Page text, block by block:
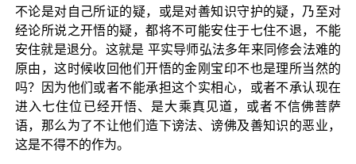
不论是对自己所证的疑，或是对善知识守护的疑，乃至对
经论所说之开悟的疑，都将不可能安住于七住不退，不能
安住就是退分。这就是 平实导师弘法多年来同修会法难的
原由，这时候收回他们开悟的金刚宝印不也是理所当然的
吗？因为他们或者不能承担这个实相心，或者不承认现在
进入七住位已经开悟、是大乘真见道，或者不信佛菩萨
语，那么为了不让他们造下谤法、谤佛及善知识的恶业，
这是不得不的作为。